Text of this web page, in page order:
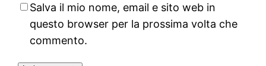
Salva il mio nome, email e sito web in
questo browser per la prossima volta che
commento.